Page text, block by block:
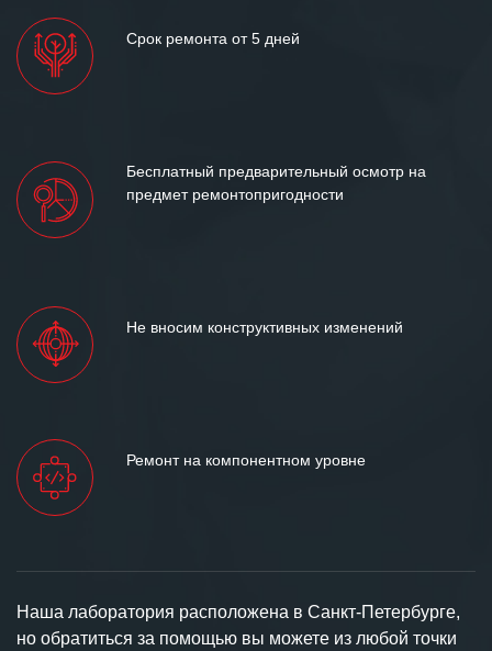
Срок ремонта от 5 дней
Бесплатный предварительный осмотр на
предмет ремонтопригодности
Не вносим конструктивных изменений
Ремонт на компонентном уровне
Наша лаборатория расположена в Санкт-Петербурге,
но обратиться за помощью вы можете из любой точки